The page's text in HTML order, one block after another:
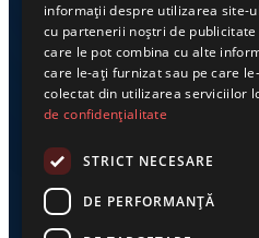
Casa de editură Exclusiv
informații despre utilizarea site-
cu partenerii noștri de publicitate
care le pot combina cu alte
care le-ați furnizat sau pe care
colectat din utilizarea serviciilor
de confidențialitate
STRICT NECESARE
DE PERFORMANȚĂ